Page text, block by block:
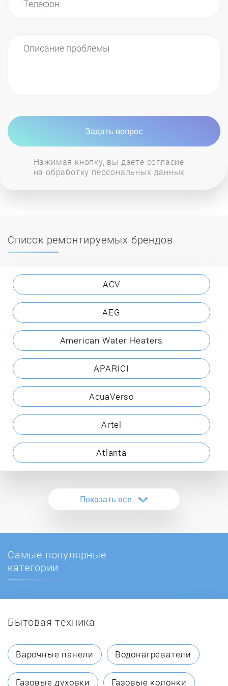
Задать вопрос
Нажимая кнопку, вы даете согласие
на обработку персональных данных
Список ремонтируемых брендов
ACV
AEG
American Water Heaters
APARICI
AquaVerso
Artel
Atlanta
Atmor
Austria Email
BAXI
Bosch
Показать все
Самые популярные
категории
Бытовая техника
Варочные панели Водонагреватели
Газовые духовки Газовые колонки